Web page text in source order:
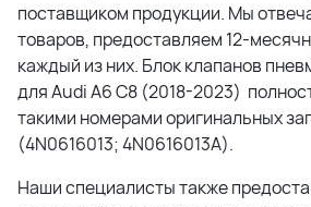
поставщиком продукции. Мы
товаров, предоставляем 12-
каждый из них. Блок клапанов
для Audi A6 C8 (2018-2023)
такими номерами оригинальных
(4N0616013; 4N0616013A).
Наши специалисты также